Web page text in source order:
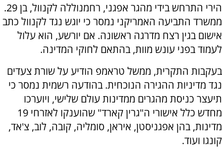
הירי התרחש בידי מהגר אפגני, רחמנוללה לקנוול, בן 29.
ממשרד התביעה האמריקני נמסר כי יוגש נגד לקנוול כתב
אישום בגין רצח מדרגה ראשונה. אם יורשע, הוא עלול
לעמוד בפני עונש מוות, בהתאם לחוקי המדינה.
בעקבות התקרית, ממשל טראמפ הודיע על שורת צעדים
נגד מדיניות ההגירה הנוכחית. בהודעה רשמית נמסר כי
תיעצר כניסת מהגרים ממדינות עולם שלישי, ויוערכו
מחדש כלל אישורי ה"גרין קארד" שהוענקו לאזרחי 19
מדינות, בהן אפגניסטן, איראן, סומליה, קובה, לוב, צ'אד,
קונגו ועוד.